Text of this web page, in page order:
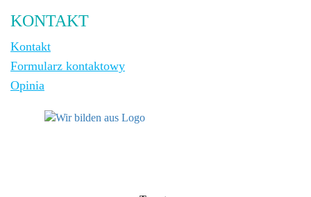
KONTAKT
Kontakt
Formularz kontaktowy
Opinia